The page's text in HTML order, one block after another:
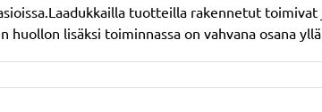
tuotteilla rakennetut
lisäksi toiminnassa on vahvana osana